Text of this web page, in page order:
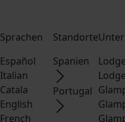
Sprachen
Español
Italian
Catala
English
French
Standorte
Spanien
Portugal